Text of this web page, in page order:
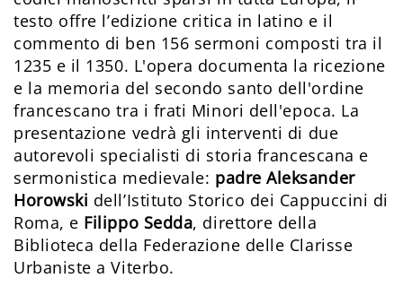
testo offre l’edizione critica in latino e il
commento di ben 156 sermoni composti tra il
1235 e il 1350. L'opera documenta la ricezione
e la memoria del secondo santo dell'ordine
francescano tra i frati Minori dell'epoca. La
presentazione vedrà gli interventi di due
autorevoli specialisti di storia francescana e
sermonistica medievale: padre Aleksander
Horowski dell’Istituto Storico dei Cappuccini di
Roma, e Filippo Sedda, direttore della
Biblioteca della Federazione delle Clarisse
Urbaniste a Viterbo.